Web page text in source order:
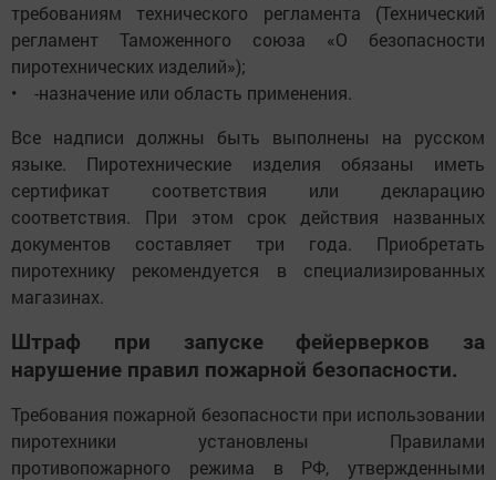
требованиям технического регламента (Технический
регламент Таможенного союза «О безопасности
пиротехнических изделий»);
• -назначение или область применения.
Все надписи должны быть выполнены на русском
языке. Пиротехнические изделия обязаны иметь
сертификат соответствия или декларацию
соответствия. При этом срок действия названных
документов составляет три года. Приобретать
пиротехнику рекомендуется в специализированных
магазинах.
Штраф при запуске фейерверков за
нарушение правил пожарной безопасности.
Требования пожарной безопасности при использовании
пиротехники установлены Правилами
противопожарного режима в РФ, утвержденными